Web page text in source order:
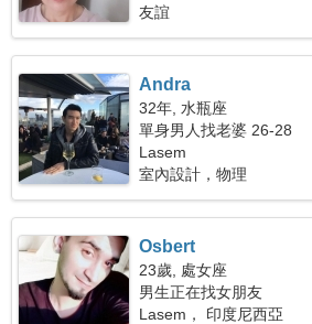
友誼
Andra
32年, 水瓶座
單身男人找老婆 26-28
Lasem
室內設計，物理
Osbert
23歲, 處女座
男生正在找女朋友
Lasem， 印度尼西亞